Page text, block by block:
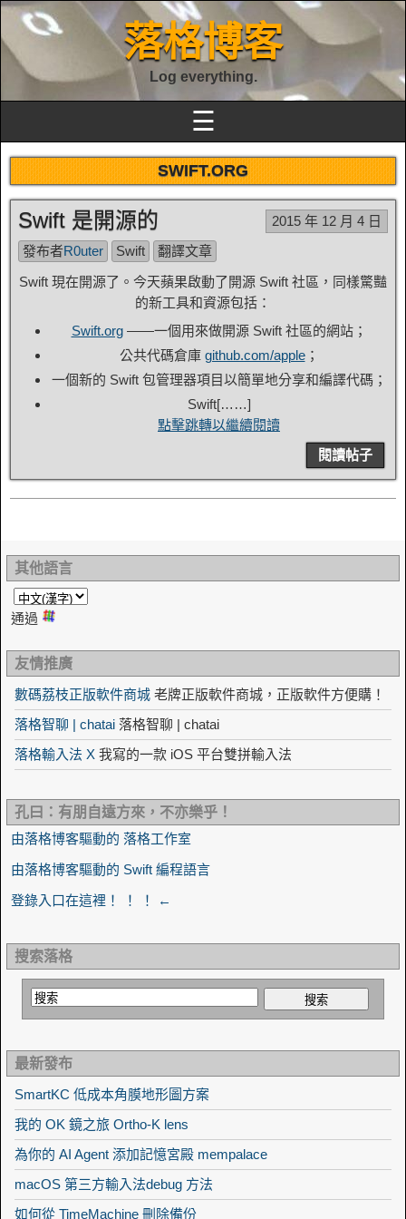
落格博客
Log everything.
☰
SWIFT.ORG
Swift 是開源的
2015 年 12 月 4 日
發布者R0uter Swift
翻譯文章
Swift 現在開源了。今天蘋果啟動了開源 Swift 社區，同樣驚豔
的新工具和資源包括：
Swift.org——一個用來做開源 Swift 社區的網站；
公共代碼倉庫 github.com/apple；
一個新的 Swift 包管理器項目以簡單地分享和編譯代碼；
Swift[……]
點擊跳轉以繼續閱讀
閱讀帖子
其他語言
通過
友情推廣
數碼荔枝正版軟件商城 老牌正版軟件商城，正版軟件方便購！
落格智聊 | chatai 落格智聊 | chatai
落格輸入法 X 我寫的一款 iOS 平台雙拼輸入法
孔曰：有朋自遠方來，不亦樂乎！
由落格博客驅動的 落格工作室
由落格博客驅動的 Swift 編程語言
登錄入口在這裡！ ！ ！ ←
搜索落格
最新發布
SmartKC 低成本角膜地形圖方案
我的 OK 鏡之旅 Ortho-K lens
為你的 AI Agent 添加記憶宮殿 mempalace
macOS 第三方輸入法debug 方法
如何從 TimeMachine 刪除備份